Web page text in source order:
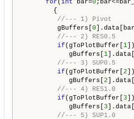
for ( int bar=0
{
//--- 1) Pivot
gBuffers[ 0
//--- 2) RES0.5
if (gToPlotBuffer[ 1 ])
gBuffers[ 1
//--- 3) SUP0.5
if (gToPlotBuffer[ 2 ])
gBuffers[ 2
//--- 4) RES1.0
if (gToPlotBuffer[ 3 ])
gBuffers[ 3
//--- 5) SUP1.0